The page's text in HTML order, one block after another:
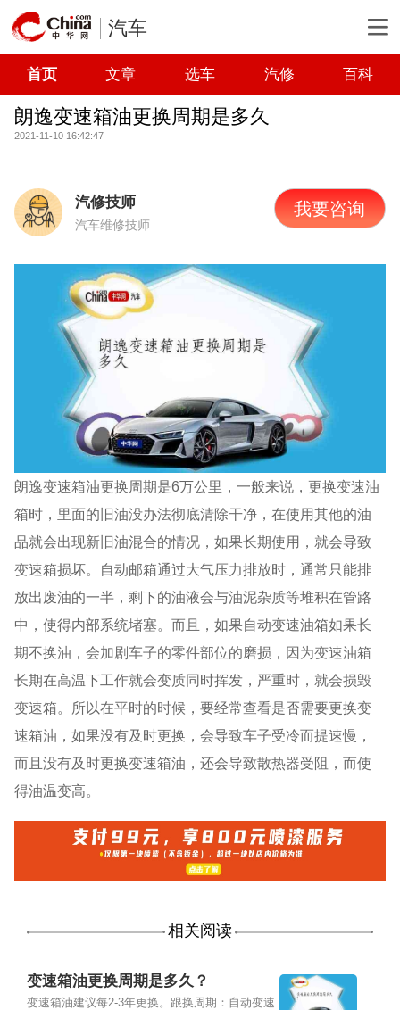
汽车
首页 文章 选车 汽修 百科
朗逸变速箱油更换周期是多久
2021-11-10 16:42:47
汽修技师
汽车维修技师
我要咨询
朗逸变速箱油更换周期是6万公里，一般来说，更换变速油
箱时，里面的旧油没办法彻底清除干净，在使用其他的油
品就会出现新旧油混合的情况，如果长期使用，就会导致
变速箱损坏。自动邮箱通过大气压力排放时，通常只能排
放出废油的一半，剩下的油液会与油泥杂质等堆积在管路
中，使得内部系统堵塞。而且，如果自动变速油箱如果长
期不换油，会加剧车子的零件部位的磨损，因为变速油箱
长期在高温下工作就会变质同时挥发，严重时，就会损毁
变速箱。所以在平时的时候，要经常查看是否需要更换变
速箱油，如果没有及时更换，会导致车子受冷而提速慢，
而且没有及时更换变速箱油，还会导致散热器受阻，而使
得油温变高。
相关阅读
变速箱油更换周期是多久？
变速箱油建议每2-3年更换。跟换周期：自动变速